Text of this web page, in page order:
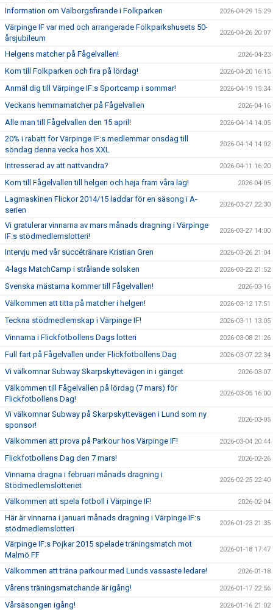
Information om Valborgsfirande i Folkparken 2026-04-29 15:29
Värpinge IF var med och arrangerade Folkparkshusets 50-
årsjubileum
2026-04-26 20:07
Helgens matcher på Fågelvallen! 2026-04-23
Kom till Folkparken och fira på lördag! 2026-04-20 16:15
Anmäl dig till Värpinge IF:s Sportcamp i sommar! 2026-04-19 15:34
Veckans hemmamatcher på Fågelvallen 2026-04-16
Alle man till Fågelvallen den 15 april! 2026-04-14 14:05
20% i rabatt för Värpinge IF:s medlemmar onsdag till
söndag denna vecka hos XXL
2026-04-14 14:02
Intresserad av att nattvandra? 2026-04-11 16:20
Kom till Fågelvallen till helgen och heja fram våra lag! 2026-04-05
Lagmaskinen Flickor 2014/15 laddar för en säsong i A-
serien
2026-03-27 22:30
Vi gratulerar vinnarna av mars månads dragning i Värpinge
IF:s stödmedlemslotteri!
2026-03-27 14:00
Intervju med vår succétränare Kristian Gren 2026-03-26 21:04
4-lags MatchCamp i strålande solsken 2026-03-22 21:52
Svenska mästarna kommer till Fågelvallen! 2026-03-16
Välkommen att titta på matcher i helgen! 2026-03-12 17:51
Teckna stödmedlemskap i Värpinge IF! 2026-03-11 13:05
Vinnarna i Flickfotbollens Dags lotteri 2026-03-08 21:26
Full fart på Fågelvallen under Flickfotbollens Dag 2026-03-07 22:34
Vi välkomnar Subway Skarpskyttevägen in i gänget 2026-03-07
Välkommen till Fågelvallen på lördag (7 mars) för
Flickfotbollens Dag!
2026-03-05 16:00
Vi välkomnar Subway på Skarpskyttevägen i Lund som ny
sponsor!
2026-03-05
Välkommen att prova på Parkour hos Värpinge IF! 2026-03-04 20:44
Flickfotbollens Dag den 7 mars! 2026-02-26
Vinnarna dragna i februari månads dragning i
Stödmedlemslotteriet
2026-02-25 22:40
Välkommen att spela fotboll i Värpinge IF! 2026-02-04
Här är vinnarna i januari månads dragning i Värpinge IF:s
stödmedlemslotteri
2026-01-23 21:35
Värpinge IF:s Pojkar 2015 spelade träningsmatch mot
Malmö FF
2026-01-18 17:47
Välkommen att träna parkour med Lunds vassaste ledare! 2026-01-18
Vårens träningsmatchande är igång! 2026-01-17 22:56
Vårsäsongen igång! 2026-01-16 21:02